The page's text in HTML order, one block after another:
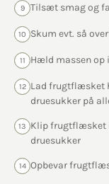
9 Tilsæt smag og
10 Skum evt. så
11 Hæld massen op
12 Lad frugtflæsket
druesukker på
13
Klip frugtflæsket
druesukker
14 Opbevar